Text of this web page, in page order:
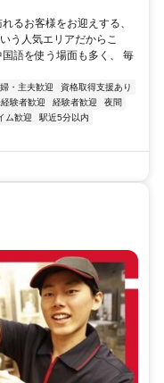
るお客様をお迎えする、
う人気エリアだからこ
語を使う場面も多く、 毎
・主夫歓迎
資格取得支援あり
験者歓迎 経験者歓迎
夜間
ム歓迎
駅近5分以内